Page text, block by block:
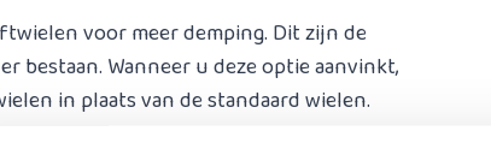
voor meer demping. Dit zijn de
bestaan. Wanneer u deze optie aanvinkt,
in plaats van de standaard wielen.